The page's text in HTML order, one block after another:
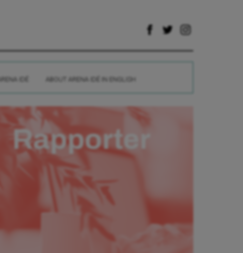
IDÉ ABOUT ARENA IDÉ IN ENGLISH
Rapporter